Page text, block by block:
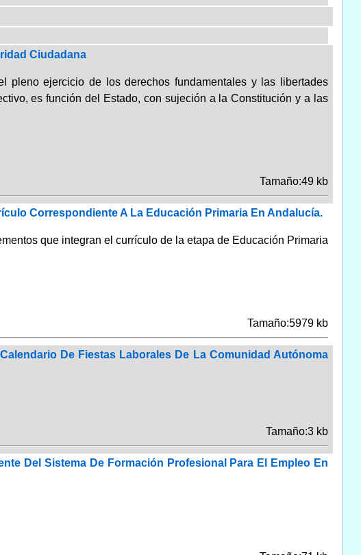
Ciudadana
pleno ejercicio de los derechos fundamentales y las libertades
es función del Estado, con sujeción a la Constitución y a las
Tamaño:49 kb
Correspondiente A La Educación Primaria En Andalucía.
que integran el currículo de la etapa de Educación Primaria
Tamaño:5979 kb
De Fiestas Laborales De La Comunidad Autónoma
Tamaño:3 kb
Del Sistema De Formación Profesional Para El Empleo En